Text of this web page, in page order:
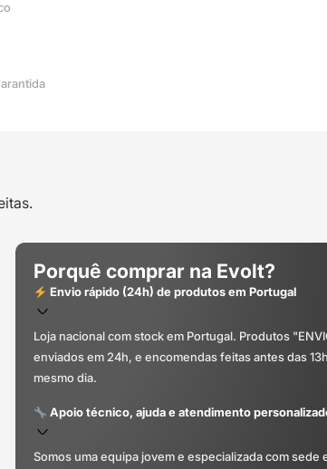
Porquê comprar na Evolt?
Envio rápido (24h) de produtos em Portugal
Loja nacional com stock em Portugal. Produtos
enviados em 24h, e encomendas feitas antes das
mesmo dia.
Apoio técnico, ajuda e atendimento
Somos uma equipa jovem e especializada com sede